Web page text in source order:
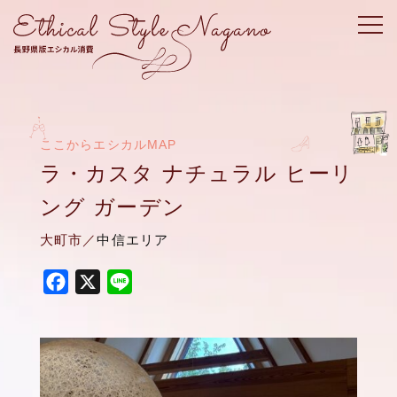
ここからエシカルMAP
ラ・カスタ ナチュラル ヒーリ
ング ガーデン
大町市／中信エリア
e
b
X
e